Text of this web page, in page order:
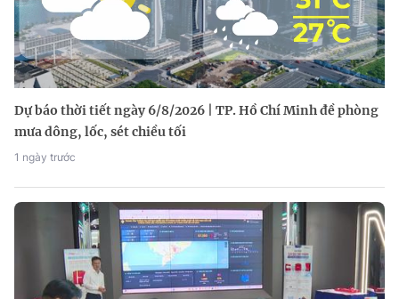
Dự báo thời tiết ngày 6/8/2026 | TP. Hồ Chí Minh đề phòng
mưa dông, lốc, sét chiều tối
1 ngày trước